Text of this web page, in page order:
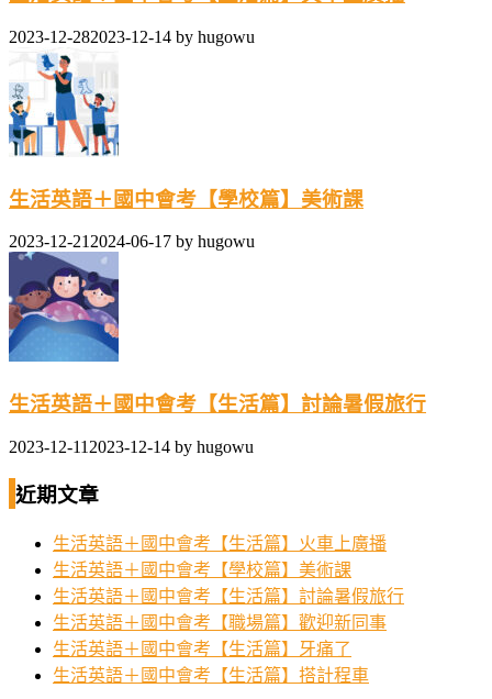
2023-12-282023-12-14 by hugowu
生活英語＋國中會考【學校篇】美術課
2023-12-212024-06-17 by hugowu
生活英語＋國中會考【生活篇】討論暑假旅行
2023-12-11 2023-12-14 by hugowu
近期文章
生活英語＋國中會考【生活篇】火車上廣播
生活英語＋國中會考【學校篇】美術課
生活英語＋國中會考【生活篇】討論暑假旅行
生活英語＋國中會考【職場篇】歡迎新同事
生活英語＋國中會考【生活篇】牙痛了
生活英語＋國中會考【生活篇】搭計程車